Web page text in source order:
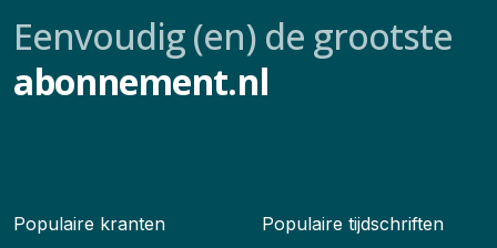
Eenvoudig (en) de grootste
abonnement.nl
Populaire kranten Populaire tijdschriften